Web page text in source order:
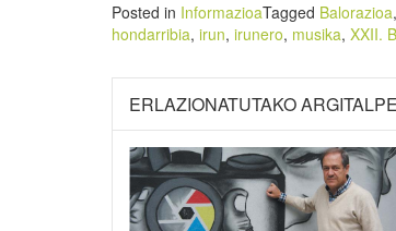
Posted in InformazioaTagged Balorazioa,
hondarribia, irun, irunero, musika, XXII.
ERLAZIONATUTAKO